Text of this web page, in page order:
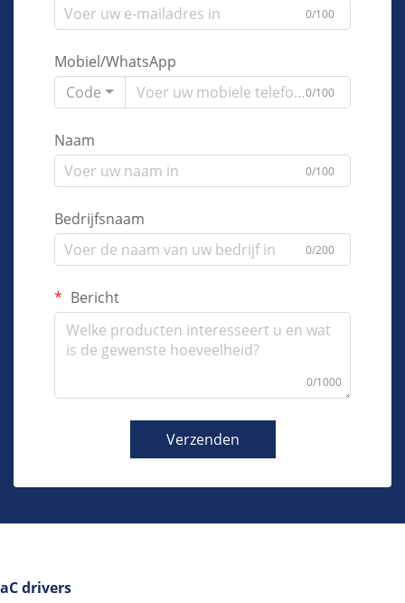
0/100
Mobiel/WhatsApp
Code
0/100
Naam
0/100
Bedrijfsnaam
0/200
Bericht
0/1000
Verzenden
aC drivers